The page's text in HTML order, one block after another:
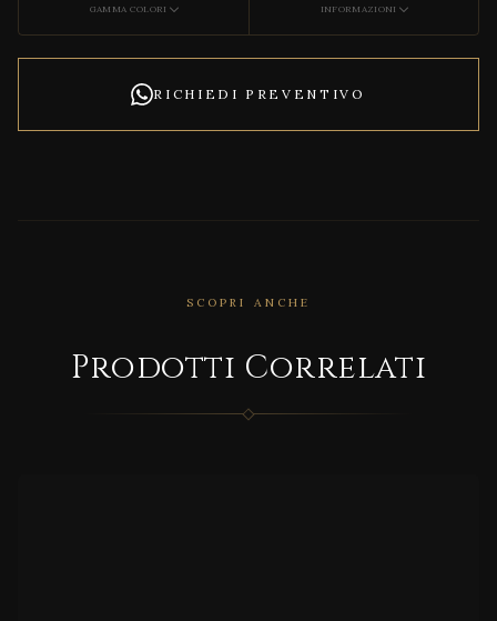
GAMMA COLORI INFORMAZIONI
RICHIEDI PREVENTIVO
SCOPRI ANCHE
Prodotti Correlati
SPRIN